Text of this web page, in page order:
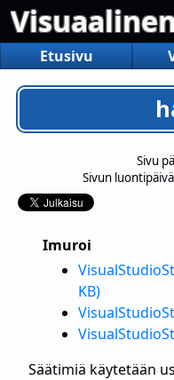
Etusivu
Sivu
Sivun
Imuroi
KB)
Säätimiä käytetään